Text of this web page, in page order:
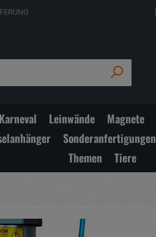
Karneval Leinwände Magnete
Sonderanfertigungen
Themen
Tiere